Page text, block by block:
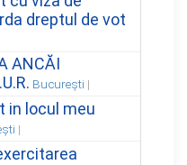
dreptul de vot
ANCĂI
București
in locul meu